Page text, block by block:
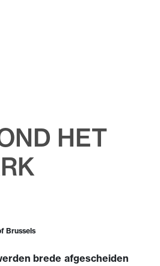
HET
Brussels
brede afgescheiden